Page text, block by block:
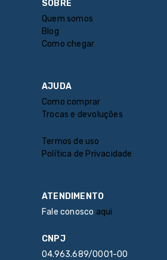
SOBRE
Quem somos
Blog
Como chegar
AJUDA
Como comprar
Trocas e devoluções
Termos de uso
Política de Privacidade
ATENDIMENTO
Fale conosco aqui
CNPJ
04.963.689/0001-00